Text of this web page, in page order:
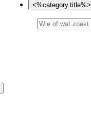
<%category.title%>